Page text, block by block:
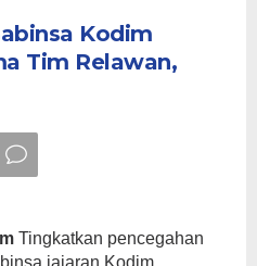
Kodim
Tim Relawan,
Tingkatkan pencegahan